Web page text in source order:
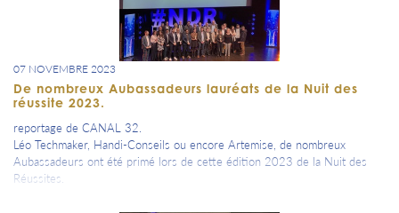
07 NOVEMBRE 2023
De nombreux Aubassadeurs lauréats de la Nuit des
réussite 2023.
reportage de CANAL 32.
Léo Techmaker, Handi-Conseils ou encore Artemise, de nombreux
Aubassadeurs ont été primé lors de cette édition 2023 de la Nuit des
Réussites.